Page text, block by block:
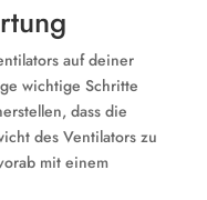
auf deiner
wichtige Schritte
dass die
des Ventilators zu
mit einem